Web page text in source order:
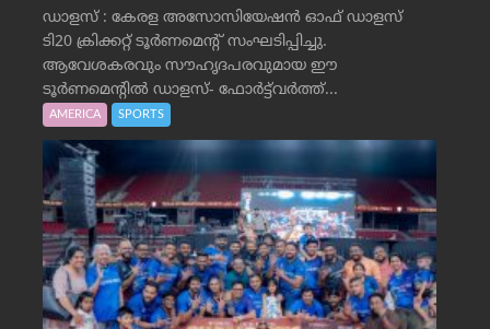
ഡാളസ് : കേരള അസോസിയേഷൻ ഓഫ് ഡാളസ്
ടി20 ക്രിക്കറ്റ് ടൂർണമെന്റ് സംഘടിപ്പിച്ചു.
ആവേശകരവും സൗഹൃദപരവുമായ ഈ
ടൂർണമെന്റിൽ ഡാളസ്- ഫോർട്ട്‌വര്‍ത്ത്...
AMERICA SPORTS